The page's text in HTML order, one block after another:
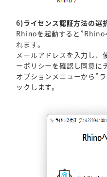
6)ライセンス認証方法の選
Rhinoを起動すると”Rhino
れます。
メールアドレスを入力し、
ーポリシーを確認し同意に
オプションメニューから”
ックします。